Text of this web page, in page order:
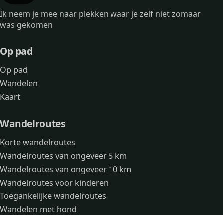
Ik neem je mee naar plekken waar je zelf niet zomaar
was gekomen
Op pad
Op pad
Wandelen
Kaart
Wandelroutes
Korte wandelroutes
Wandelroutes van ongeveer 5 km
Wandelroutes van ongeveer 10 km
Wandelroutes voor kinderen
Toegankelijke wandelroutes
Wandelen met hond